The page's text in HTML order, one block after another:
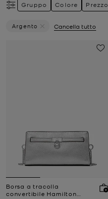
Gruppo Colore Prezzo
Argento
Cancella tutto
Borsa a tracolla
convertibile Hamilton